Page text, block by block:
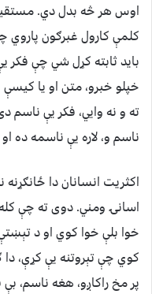
اوس هر څه بدل دي.
کلمې کارول غبرګون پاروي
باید ثابته کړل شي چې فکر
خپلو خبرو، متن او یا
ته و نه وایي، فکر یې
ناسم و، لاره یې ناسمه ده او
اکثریت انسانان دا
اسانۍ ومني. دوی ته چې
خوا بلې خوا کوي او د
کوي چې تېروتنه یې کړې، دا
پر مخ راکاږو، هغه ناسم، بې